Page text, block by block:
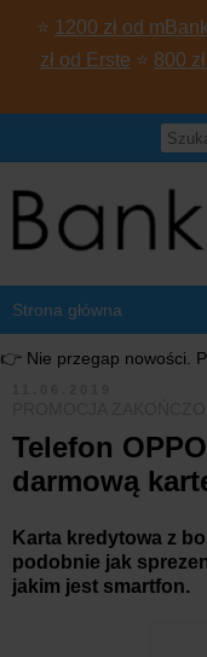
⭐ 1200 zł od
zł od Erste ⭐ 800
👉 Nie przegap nowości.
Telefon
darmową
Karta kredytowa z
podobnie jak
jakim jest smartfon.